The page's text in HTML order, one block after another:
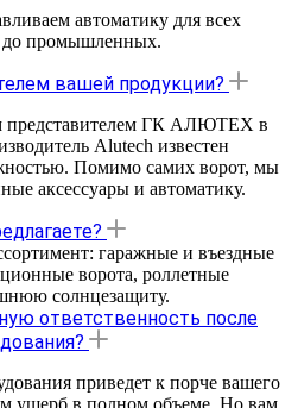
автоматику для всех
до промышленных.
вашей продукции?
представителем ГК АЛЮТЕХ в
Alutech известен
Помимо самих ворот, мы
аксессуары и автоматику.
гаражные и въездные
ворота, роллетные
солнцезащиту.
ответственность после
приведет к порче вашего
ущерб в полном объеме. Но вам